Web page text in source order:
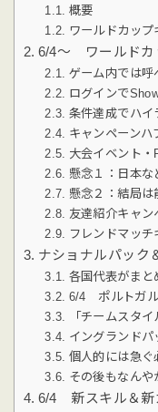
概要
ワールドカップ
6/4〜 ワールドカ
ゲーム内では
ログインで
条件達成でハイ
キャンペーンハ
大会イベント・
懸念１：日本
懸念２：結局は
友達紹介キャン
フレンドマッチ
ナショナルパック
各国代表がまと
6/4 ポルトガ
「チームスタ
イングランドパ
個人的には急
その後もなんや
6/4 新スキル＆新